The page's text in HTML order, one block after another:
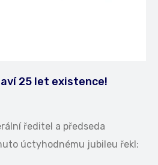
25 let existence!
ředitel a předseda
úctyhodnému jubileu řekl: